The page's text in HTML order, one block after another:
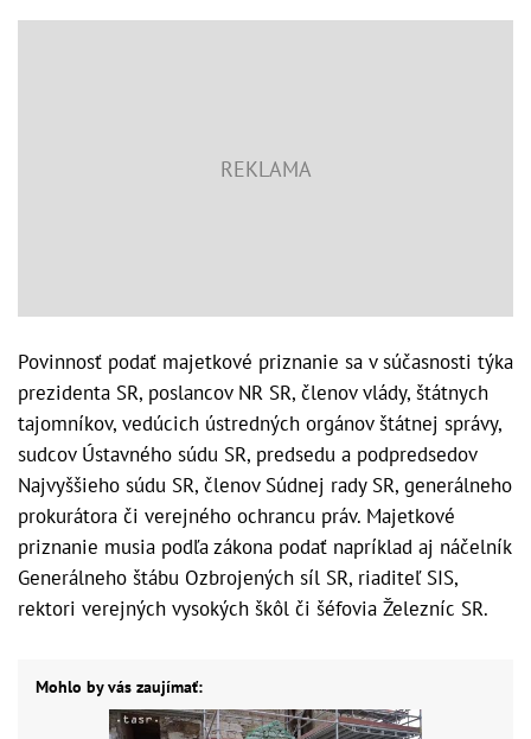
Povinnosť podať majetkové priznanie sa v súčasnosti týka
prezidenta SR, poslancov NR SR, členov vlády, štátnych
tajomníkov, vedúcich ústredných orgánov štátnej správy,
sudcov Ústavného súdu SR, predsedu a podpredsedov
Najvyššieho súdu SR, členov Súdnej rady SR, generálneho
prokurátora či verejného ochrancu práv. Majetkové
priznanie musia podľa zákona podať napríklad aj náčelník
Generálneho štábu Ozbrojených síl SR, riaditeľ SIS,
rektori verejných vysokých škôl či šéfovia Železníc SR.
Mohlo by vás zaujímať: